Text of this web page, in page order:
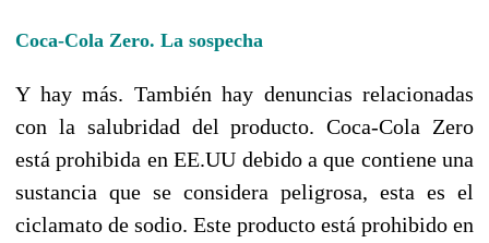
Coca-Cola Zero. La sospecha
Y hay más. También hay denuncias relacionadas
con la salubridad del producto. Coca-Cola Zero
está prohibida en EE.UU debido a que contiene una
sustancia que se considera peligrosa, esta es el
ciclamato de sodio. Este producto está prohibido en